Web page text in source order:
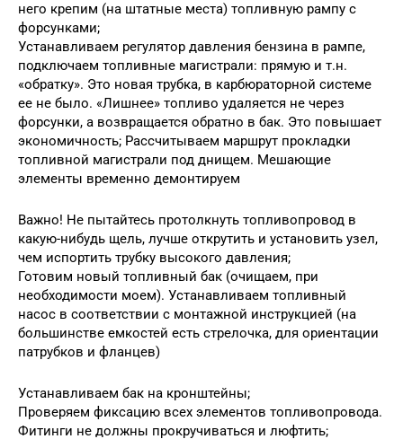
него крепим (на штатные места) топливную рампу с
форсунками;
Устанавливаем регулятор давления бензина в рампе,
подключаем топливные магистрали: прямую и т.н.
«обратку». Это новая трубка, в карбюраторной системе
ее не было. «Лишнее» топливо удаляется не через
форсунки, а возвращается обратно в бак. Это повышает
экономичность; Рассчитываем маршрут прокладки
топливной магистрали под днищем. Мешающие
элементы временно демонтируем
Важно! Не пытайтесь протолкнуть топливопровод в
какую-нибудь щель, лучше открутить и установить узел,
чем испортить трубку высокого давления;
Готовим новый топливный бак (очищаем, при
необходимости моем). Устанавливаем топливный
насос в соответствии с монтажной инструкцией (на
большинстве емкостей есть стрелочка, для ориентации
патрубков и фланцев)
Устанавливаем бак на кронштейны;
Проверяем фиксацию всех элементов топливопровода.
Фитинги не должны прокручиваться и люфтить;